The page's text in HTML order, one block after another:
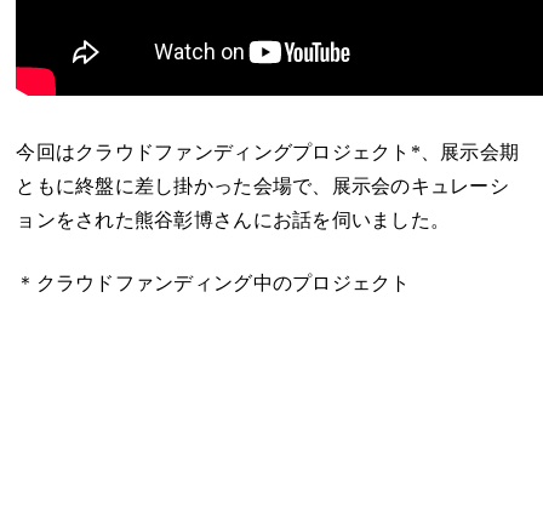
今回はクラウドファンディングプロジェクト*、展示会期
ともに終盤に差し掛かった会場で、展示会のキュレーシ
ョンをされた熊谷彰博さんにお話を伺いました。
＊クラウドファンディング中のプロジェクト